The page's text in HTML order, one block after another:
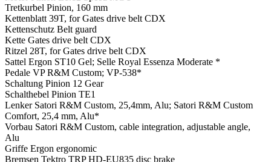
Tretkurbel Pinion, 160 mm
Kettenblatt 39T, for Gates drive belt CDX
Kettenschutz Belt guard
Kette Gates drive belt CDX
Ritzel 28T, for Gates drive belt CDX
Sattel Ergon ST10 Gel; Selle Royal Essenza Moderate *
Pedale VP R&M Custom; VP-538*
Schaltung Pinion 12 Gear
Schalthebel Pinion TE1
Lenker Satori R&M Custom, 25,4mm, Alu; Satori R&M Custom
Comfort, 25,4 mm, Alu*
Vorbau Satori R&M Custom, cable integration, adjustable angle,
Alu
Griffe Ergon ergonomic
Bremsen Tektro TRP HD-EU835 disc brake